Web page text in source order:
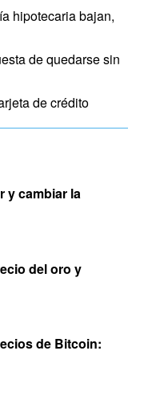
hipotecaria bajan,
de quedarse sin
de crédito
y cambiar la
del oro y
de Bitcoin: